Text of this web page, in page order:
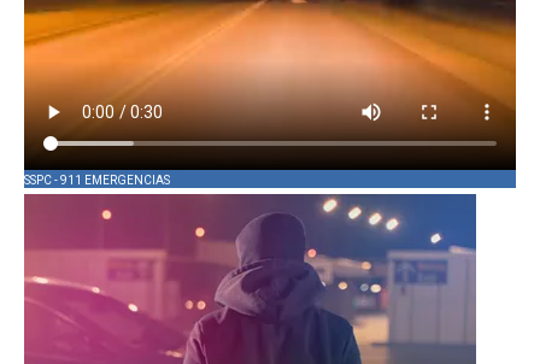
SSPC - 911 EMERGENCIAS